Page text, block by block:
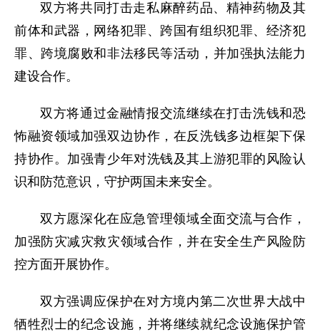
双方将共同打击走私麻醉药品、精神药物及其
前体和武器，网络犯罪、跨国有组织犯罪、经济犯
罪、跨境腐败和非法移民等活动，并加强执法能力
建设合作。
双方将通过金融情报交流继续在打击洗钱和恐
怖融资领域加强双边协作，在反洗钱多边框架下保
持协作。加强青少年对洗钱及其上游犯罪的风险认
识和防范意识，守护两国未来安全。
双方愿深化在应急管理领域全面交流与合作，
加强防灾减灾救灾领域合作，并在安全生产风险防
控方面开展协作。
双方强调应保护在对方境内第二次世界大战中
牺牲烈士的纪念设施，并将继续就纪念设施保护管